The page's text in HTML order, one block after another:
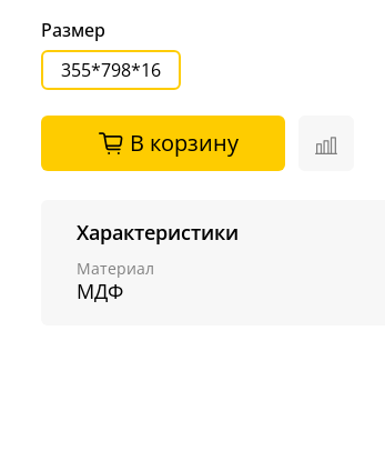
Размер
355*798*16
В корзину
Характеристики
Материал
МДФ